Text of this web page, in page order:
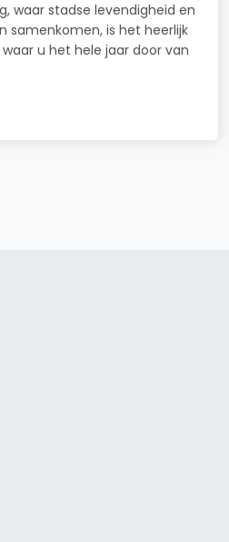
waar stadse levendigheid en
samenkomen, is het heerlijk
u het hele jaar door van